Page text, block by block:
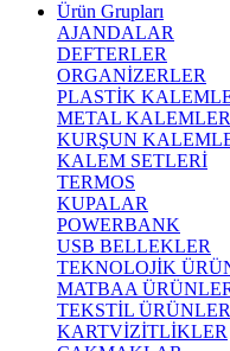
Ürün Grupları
AJANDALAR
DEFTERLER
ORGANİZERLER
PLASTİK
METAL KALEMLER
KURŞUN
KALEM SETLERİ
TERMOS
KUPALAR
POWERBANK
USB BELLEKLER
TEKNOLOJİK
MATBAA
TEKSTİL
KARTVİZİTLİKLER